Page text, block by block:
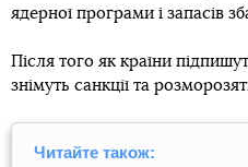
ядерної програми і запасів
Після того як країни
знімуть санкції та
Читайте також: